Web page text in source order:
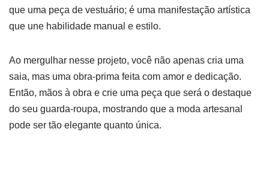
que uma peça de vestuário; é uma manifestação artística
que une habilidade manual e estilo.
Ao mergulhar nesse projeto, você não apenas cria uma
saia, mas uma obra-prima feita com amor e dedicação.
Então, mãos à obra e crie uma peça que será o destaque
do seu guarda-roupa, mostrando que a moda artesanal
pode ser tão elegante quanto única.